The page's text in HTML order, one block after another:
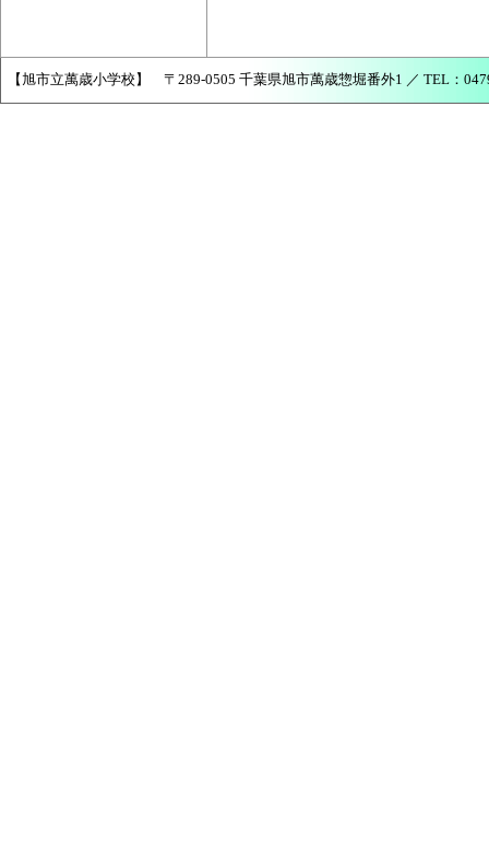
【旭市立萬歳小学校】 〒289-0505 千葉県旭市萬歳惣堀番外1 ／ TEL：